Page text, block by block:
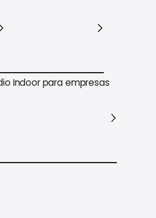
Para supermercados
Indoor para empresas